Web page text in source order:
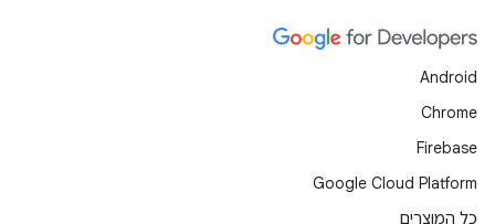
Android
Chrome
Firebase
Google Cloud Platform
כל המוצרים